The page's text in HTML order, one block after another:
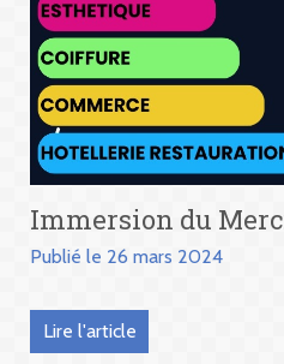
Immersion du
Publié le 26 mars 2024
Lire l'article